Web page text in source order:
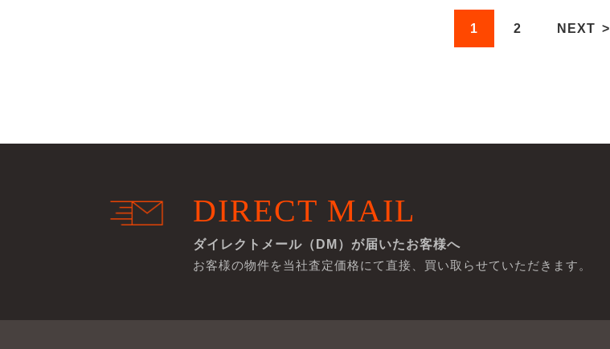
1 2 NEXT
DIRECT MAIL
ダイレクトメール（DM）が届いたお客様へ
お客様の物件を当社査定価格にて直接、買い取らせていただきます。